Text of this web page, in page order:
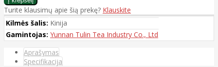
Turite klausimų apie šią prekę? Klauskite
Kilmės šalis: Kinija
Gamintojas: Yunnan Tulin Tea Industry Co., Ltd
Aprašymas
Specifikacija